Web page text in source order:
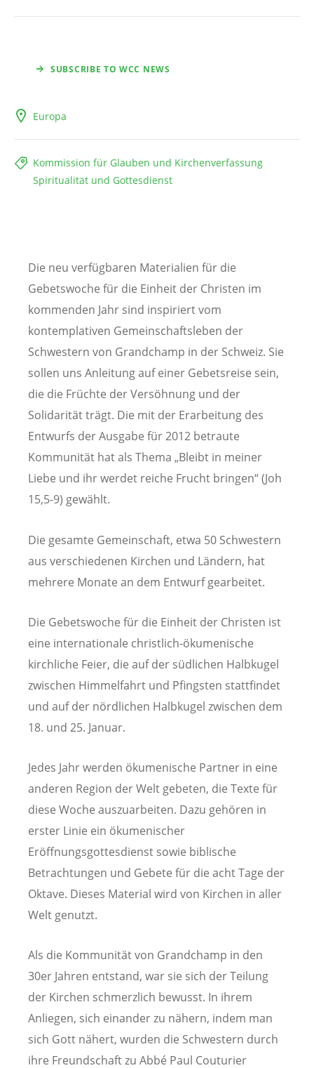
SUBSCRIBE TO WCC NEWS
Europa
Kommission für Glauben und Kirchenverfassung
Spiritualität und Gottesdienst
Die neu verfügbaren Materialien für die
Gebetswoche für die Einheit der Christen im
kommenden Jahr sind inspiriert vom
kontemplativen Gemeinschaftsleben der
Schwestern von Grandchamp in der Schweiz. Sie
sollen uns Anleitung auf einer Gebetsreise sein,
die die Früchte der Versöhnung und der
Solidarität trägt. Die mit der Erarbeitung des
Entwurfs der Ausgabe für 2012 betraute
Kommunität hat als Thema „Bleibt in meiner
Liebe und ihr werdet reiche Frucht bringen“ (Joh
15,5-9) gewählt.
Die gesamte Gemeinschaft, etwa 50 Schwestern
aus verschiedenen Kirchen und Ländern, hat
mehrere Monate an dem Entwurf gearbeitet.
Die Gebetswoche für die Einheit der Christen ist
eine internationale christlich-ökumenische
kirchliche Feier, die auf der südlichen Halbkugel
zwischen Himmelfahrt und Pfingsten stattfindet
und auf der nördlichen Halbkugel zwischen dem
18. und 25. Januar.
Jedes Jahr werden ökumenische Partner in eine
anderen Region der Welt gebeten, die Texte für
diese Woche auszuarbeiten. Dazu gehören in
erster Linie ein ökumenischer
Eröffnungsgottesdienst sowie biblische
Betrachtungen und Gebete für die acht Tage der
Oktave. Dieses Material wird von Kirchen in aller
Welt genutzt.
Als die Kommunität von Grandchamp in den
30er Jahren entstand, war sie sich der Teilung
der Kirchen schmerzlich bewusst. In ihrem
Anliegen, sich einander zu nähern, indem man
sich Gott nähert, wurden die Schwestern durch
ihre Freundschaft zu Abbé Paul Couturier